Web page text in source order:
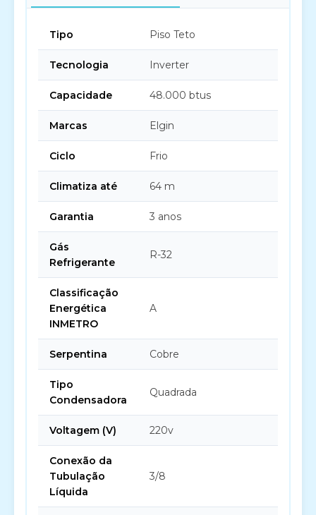
Tipo Piso Teto
Tecnologia Inverter
Capacidade 48.000 btus
Marcas Elgin
Ciclo Frio
Climatiza até 64 m
Garantia 3 anos
Gás
Refrigerante
R-32
Classificação
Energética
INMETRO
A
Serpentina Cobre
Tipo
Condensadora
Quadrada
Voltagem (V) 220v
Conexão da
Tubulação
Líquida
3/8